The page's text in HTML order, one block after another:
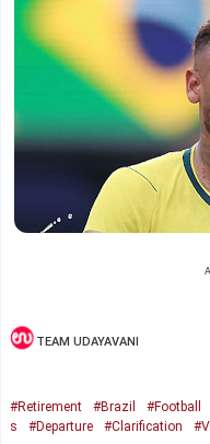
TEAM UDAYAVANI
#Retirement #Brazil #Football
s
#Departure #Clarification